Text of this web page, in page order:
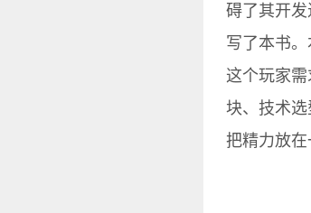
碍了其开
写了本书
这个玩家
块、技术
把精力放在